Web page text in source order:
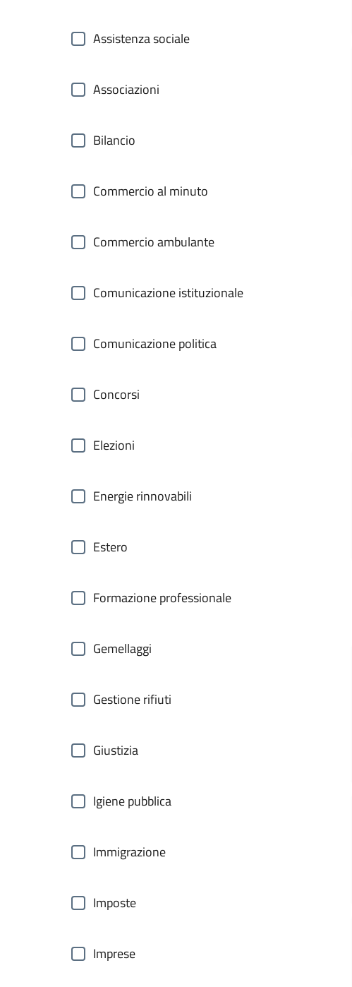
Assistenza sociale
Associazioni
Bilancio
Commercio al minuto
Commercio ambulante
Comunicazione istituzionale
Comunicazione politica
Concorsi
Elezioni
Energie rinnovabili
Estero
Formazione professionale
Gemellaggi
Gestione rifiuti
Giustizia
Igiene pubblica
Immigrazione
Imposte
Imprese